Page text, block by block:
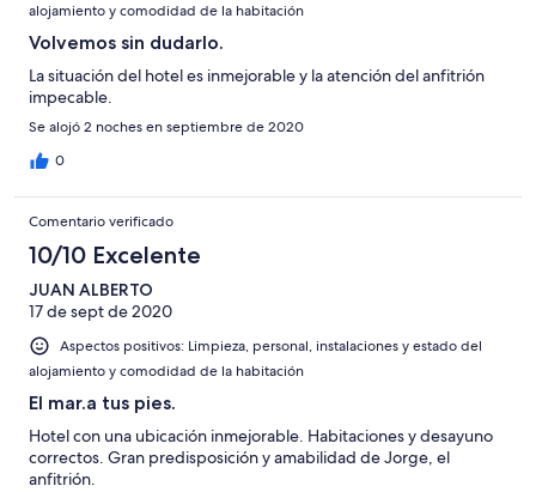
alojamiento y comodidad de la habitación
Volvemos sin dudarlo.
La situación del hotel es inmejorable y la atención del anfitrión
impecable.
Se alojó 2 noches en septiembre de 2020
0
Comentario verificado
10/10 Excelente
JUAN ALBERTO
17 de sept de 2020
Aspectos positivos: Limpieza, personal, instalaciones y estado del
alojamiento y comodidad de la habitación
El mar.a tus pies.
Hotel con una ubicación inmejorable. Habitaciones y desayuno
correctos. Gran predisposición y amabilidad de Jorge, el
anfitrión.